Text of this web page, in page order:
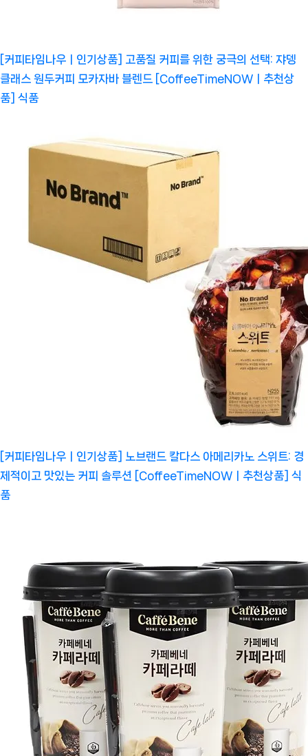
[커피타임나우ㅣ인기상품] 고품질 커피를 위한 궁극의 선택: 쟈뎅
클래스 원두커피 모카자바 블렌드 [CoffeeTimeNOWㅣ추천상
품] 식품
[커피타임나우ㅣ인기상품] 노브랜드 칼다스 아메리카노 스위트: 경
제적이고 맛있는 커피 솔루션 [CoffeeTimeNOWㅣ추천상품] 식
품